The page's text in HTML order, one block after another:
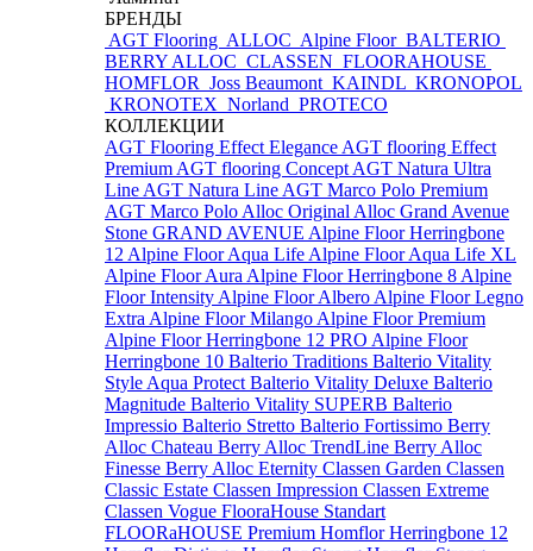
БРЕНДЫ
AGT Flooring ALLOC Alpine Floor BALTERIO
BERRY ALLOC CLASSEN FLOORAHOUSE
HOMFLOR Joss Beaumont KAINDL KRONOPOL
KRONOTEX Norland PROTECO
КОЛЛЕКЦИИ
AGT Flooring Effect Elegance AGT flooring Effect
Premium AGT flooring Concept AGT Natura Ultra
Line AGT Natura Line AGT Marco Polo Premium
AGT Marco Polo Alloc Original Alloc Grand Avenue
Stone GRAND AVENUE Alpine Floor Herringbone
12 Alpine Floor Aqua Life Alpine Floor Aqua Life XL
Alpine Floor Aura Alpine Floor Herringbone 8 Alpine
Floor Intensity Alpine Floor Albero Alpine Floor Legno
Extra Alpine Floor Milango Alpine Floor Premium
Alpine Floor Herringbone 12 PRO Alpine Floor
Herringbone 10 Balterio Traditions Balterio Vitality
Style Aqua Protect Balterio Vitality Deluxe Balterio
Magnitude Balterio Vitality SUPERB Balterio
Impressio Balterio Stretto Balterio Fortissimo Berry
Alloc Chateau Berry Alloc TrendLine Berry Alloc
Finesse Berry Alloc Eternity Classen Garden Classen
Classic Estate Classen Impression Classen Extreme
Classen Vogue FlooraHouse Standart
FLOORaHOUSE Premium Homflor Herringbone 12